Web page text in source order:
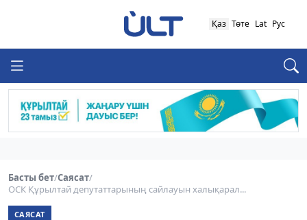
Қаз Төте Lat Рус
Басты бет/Саясат/
ОСК Құрылтай депутаттарының сайлауын халықарал...
САЯСАТ